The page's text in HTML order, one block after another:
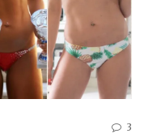
3